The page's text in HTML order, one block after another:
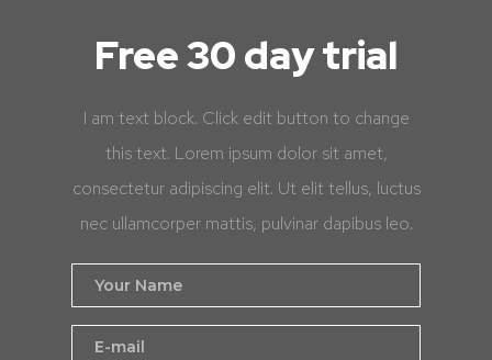
Free 30 day trial
I am text block. Click edit button to change
this text. Lorem ipsum dolor sit amet,
consectetur adipiscing elit. Ut elit tellus, luctus
nec ullamcorper mattis, pulvinar dapibus leo.